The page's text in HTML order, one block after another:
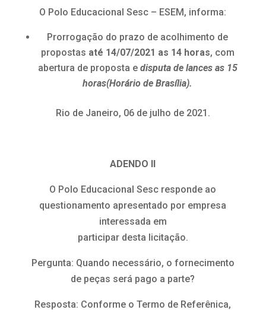
O Polo Educacional Sesc – ESEM, informa:
Prorrogação do prazo de acolhimento de
propostas até 14/07/2021 as 14 horas, com
abertura de proposta e disputa de lances as 15
horas(Horário de Brasília).
Rio de Janeiro, 06 de julho de 2021.
ADENDO II
O Polo Educacional Sesc responde ao
questionamento apresentado por empresa
interessada em
participar desta licitação.
Pergunta: Quando necessário, o fornecimento
de peças será pago a parte?
Resposta: Conforme o Termo de Referênica,